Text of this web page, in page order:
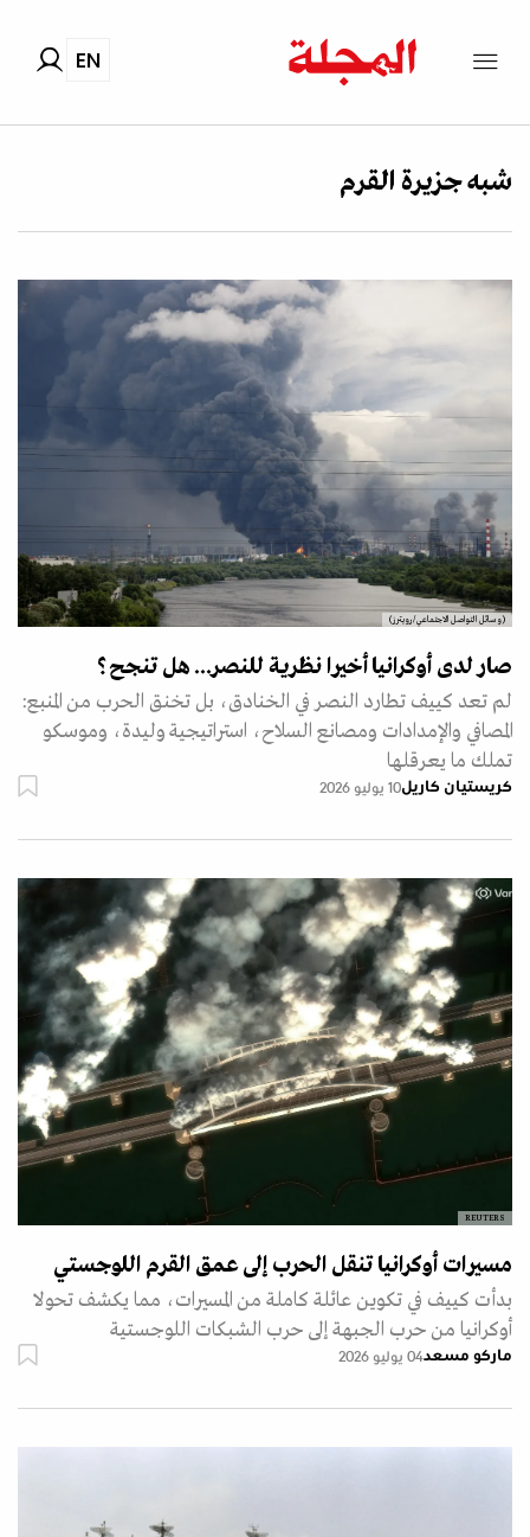
EN
شبه جزيرة القرم
(وسائل التواصل الاجتماعي/رويترز)
صار لدى أوكرانيا أخيرا نظرية للنصر... هل تنجح؟
لم تعد كييف تطارد النصر في الخنادق، بل تخنق الحرب من المنبع:
المصافي والإمدادات ومصانع السلاح، استراتيجية وليدة، وموسكو
تملك ما يعرقلها
كريستيان كاريل10 يوليو 2026
REUTERS
مسيرات أوكرانيا تنقل الحرب إلى عمق القرم اللوجستي
بدأت كييف في تكوين عائلة كاملة من المسيرات، مما يكشف تحولا
أوكرانيا من حرب الجبهة إلى حرب الشبكات اللوجستية
ماركو مسعد04 يوليو 2026